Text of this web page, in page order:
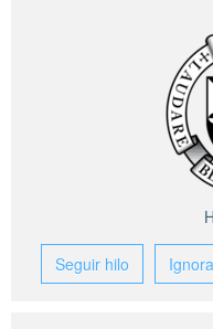
Seguir hilo